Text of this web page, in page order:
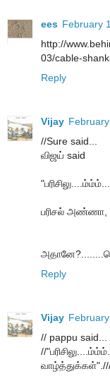
ees February
http://
03/cable-
Reply
Vijay
//Sure said...
விஜய் said
பரிசல் அண்ணா,
Reply
Vijay
// pappu said...
//